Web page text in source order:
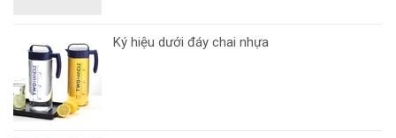
Ký hiệu dưới đáy chai nhựa